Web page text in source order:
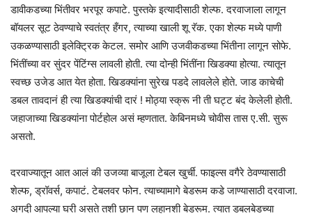
डावीकडच्या भिंतीवर भरपूर कपाटे. पुस्तके इत्यादीसाठी शेल्फ. दरवाजाला लागून
बॉयलर सूट ठेवण्याचे स्वतंत्र हँगर, त्याच्या खाली शू रॅक. एका शेल्फ मध्ये पाणी
उकळण्यासाठी इलेक्ट्रिक केटल. समोर आणि उजवीकडच्या भिंतीना लागून सोफे.
भिंतींच्या वर सुंदर पेंटिंग्स लावली होती. त्या दोन्ही भिंतींना खिडक्या होत्या. त्यातून
स्वच्छ उजेड आत येत होता. खिडक्यांना सुरेख पडदे लावलेले होते. जाड काचेची
डबल तावदानं ही त्या खिडक्यांची दारं ! मोठ्या स्क्रू नी ती घट्ट बंद केलेली होती.
जहाजाच्या खिडक्यांना पोर्टहोल असं म्हणतात. केबिनमध्ये चोवीस तास ए.सी. सुरू
असतो.
दरवाज्यातून आत आलं की उजव्या बाजूला टेबल खुर्ची. फाइल्स वगैरे ठेवण्यासाठी
शेल्फ, ड्रॉवर्स, कपाटं. टेबलवर फोन. त्याच्यामागे बेडरूम कडे जाण्यासाठी दरवाजा.
अगदी आपल्या घरी असते तशी छान पण लहानशी बेडरूम. त्यात डबलबेडच्या